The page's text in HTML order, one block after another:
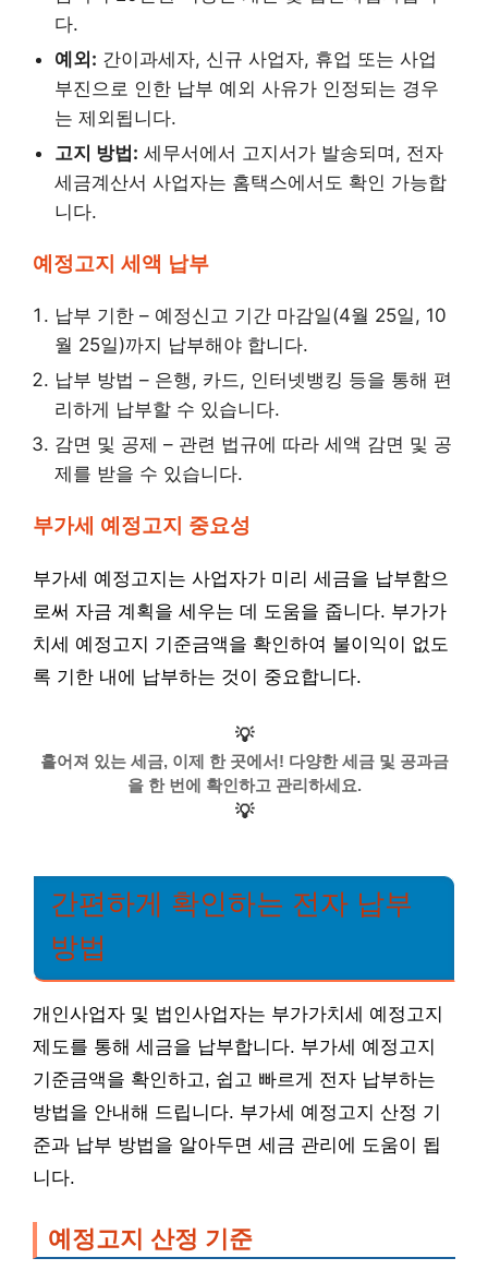
다.
예외: 간이과세자, 신규 사업자, 휴업 또는 사업
부진으로 인한 납부 예외 사유가 인정되는 경우
는 제외됩니다.
고지 방법: 세무서에서 고지서가 발송되며, 전자
세금계산서 사업자는 홈택스에서도 확인 가능합
니다.
예정고지 세액 납부
납부 기한 – 예정신고 기간 마감일(4월 25일, 10
월 25일)까지 납부해야 합니다.
납부 방법 – 은행, 카드, 인터넷뱅킹 등을 통해 편
리하게 납부할 수 있습니다.
감면 및 공제 – 관련 법규에 따라 세액 감면 및 공
제를 받을 수 있습니다.
부가세 예정고지 중요성
부가세 예정고지는 사업자가 미리 세금을 납부함으
로써 자금 계획을 세우는 데 도움을 줍니다. 부가가
치세 예정고지 기준금액을 확인하여 불이익이 없도
록 기한 내에 납부하는 것이 중요합니다.
💡
흩어져 있는 세금, 이제 한 곳에서! 다양한 세금 및 공과금
을 한 번에 확인하고 관리하세요.
💡
간편하게 확인하는 전자 납부
방법
개인사업자 및 법인사업자는 부가가치세 예정고지
제도를 통해 세금을 납부합니다. 부가세 예정고지
기준금액을 확인하고, 쉽고 빠르게 전자 납부하는
방법을 안내해 드립니다. 부가세 예정고지 산정 기
준과 납부 방법을 알아두면 세금 관리에 도움이 됩
니다.
예정고지 산정 기준